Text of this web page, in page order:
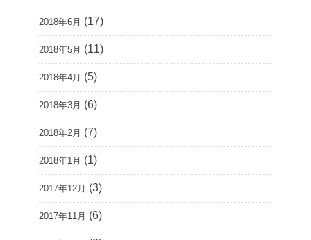
2018年6月 (17)
2018年5月 (11)
2018年4月 (5)
2018年3月 (6)
2018年2月 (7)
2018年1月 (1)
2017年12月 (3)
2017年11月 (6)